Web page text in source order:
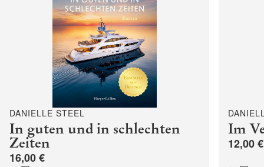
DANIELLE STEEL
In guten und in schlechten
Zeiten
16,00 €
Im
12,00 €